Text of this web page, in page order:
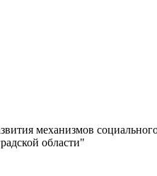
механизмов
области"